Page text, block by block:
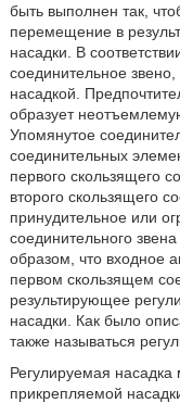
быть выполнен так,
перемещение в
насадки. В
соединительное
насадкой.
образует
Упомянутое
соединительных
первого скользящего
второго скользящего
принудительное или
соединительного
образом, что входное
первом скользящем
результирующее
насадки. Как было
также называться
Регулируемая
прикрепляемой